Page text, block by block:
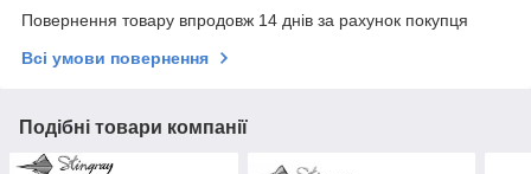
Повернення товару впродовж 14 днів за рахунок покупця
Всі умови повернення
Подібні товари компанії